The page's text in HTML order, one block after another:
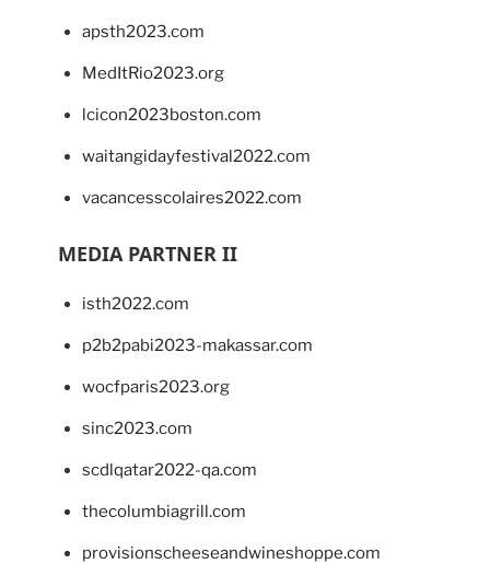
apsth2023.com
MedItRio2023.org
lcicon2023boston.com
waitangidayfestival2022.com
vacancesscolaires2022.com
MEDIA PARTNER II
isth2022.com
p2b2pabi2023-makassar.com
wocfparis2023.org
sinc2023.com
scdlqatar2022-qa.com
thecolumbiagrill.com
provisionscheeseandwineshoppe.com